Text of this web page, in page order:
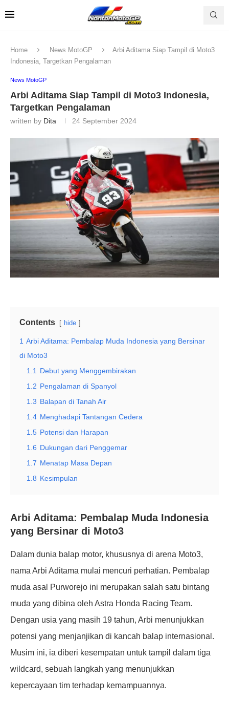
Home News MotoGP
Arbi Aditama Siap Tampil di Moto3
Indonesia, Targetkan Pengalaman
News MotoGP
Arbi Aditama Siap Tampil di Moto3 Indonesia,
Targetkan Pengalaman
written by Dita 24 September 2024
Contents hide
1 Arbi Aditama: Pembalap Muda Indonesia yang Bersinar
di Moto3
1.1
Debut yang Menggembirakan
1.2 Pengalaman di Spanyol
1.3 Balapan di Tanah Air
1.4 Menghadapi Tantangan Cedera
1.5 Potensi dan Harapan
1.6 Dukungan dari Penggemar
1.7 Menatap Masa Depan
1.8 Kesimpulan
Arbi Aditama: Pembalap Muda Indonesia
yang Bersinar di Moto3
Dalam dunia balap motor, khususnya di arena Moto3,
nama Arbi Aditama mulai mencuri perhatian. Pembalap
muda asal Purworejo ini merupakan salah satu bintang
muda yang dibina oleh Astra Honda Racing Team.
Dengan usia yang masih 19 tahun, Arbi menunjukkan
potensi yang menjanjikan di kancah balap internasional.
Musim ini, ia diberi kesempatan untuk tampil dalam tiga
wildcard, sebuah langkah yang menunjukkan
kepercayaan tim terhadap kemampuannya.